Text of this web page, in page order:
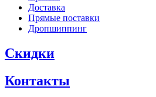
Доставка
Прямые поставки
Дропшиппинг
Скидки
Контакты